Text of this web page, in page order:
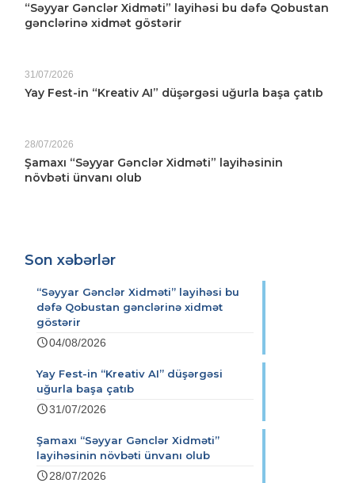
“Səyyar Gənclər Xidməti” layihəsi bu dəfə Qobustan
gənclərinə xidmət göstərir
31/07/2026
Yay Fest-in “Kreativ AI” düşərgəsi uğurla başa çatıb
28/07/2026
Şamaxı “Səyyar Gənclər Xidməti” layihəsinin
növbəti ünvanı olub
Son xəbərlər
“Səyyar Gənclər Xidməti” layihəsi bu
dəfə Qobustan gənclərinə xidmət
göstərir
04/08/2026
Yay Fest-in “Kreativ AI” düşərgəsi
uğurla başa çatıb
31/07/2026
Şamaxı “Səyyar Gənclər Xidməti”
layihəsinin növbəti ünvanı olub
28/07/2026